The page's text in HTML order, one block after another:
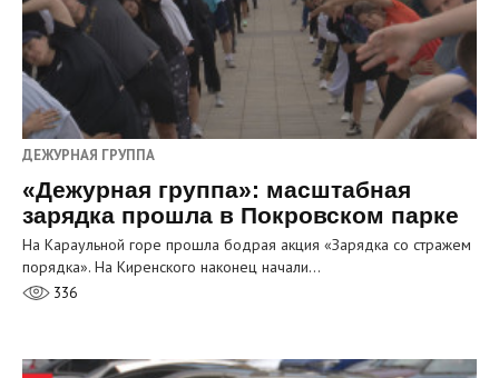
ДЕЖУРНАЯ ГРУППА
«Дежурная группа»: масштабная
зарядка прошла в Покровском парке
На Караульной горе прошла бодрая акция «Зарядка со стражем
порядка». На Киренского наконец начали…
336